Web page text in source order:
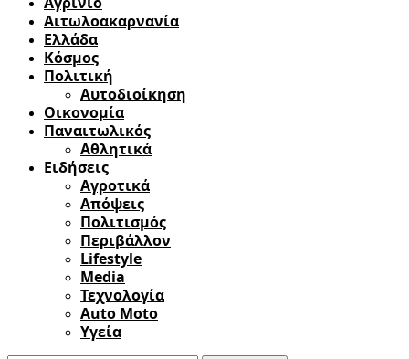
Αιτωλοακαρνανία
Ελλάδα
Κόσμος
Πολιτική
Αυτοδιοίκηση
Οικονομία
Παναιτωλικός
Αθλητικά
Ειδήσεις
Αγροτικά
Απόψεις
Πολιτισμός
Περιβάλλον
Lifestyle
Media
Τεχνολογία
Auto Moto
Υγεία